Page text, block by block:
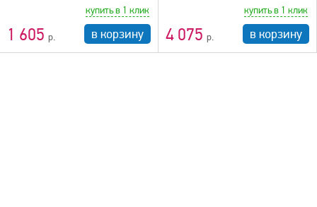
1 605
купить в 1 клик
в корзину 4 075
купить в 1 клик
в корзину